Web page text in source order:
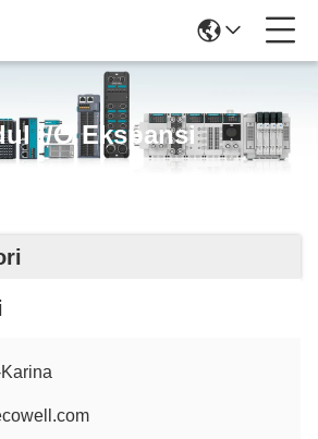
I/O Ekspansi